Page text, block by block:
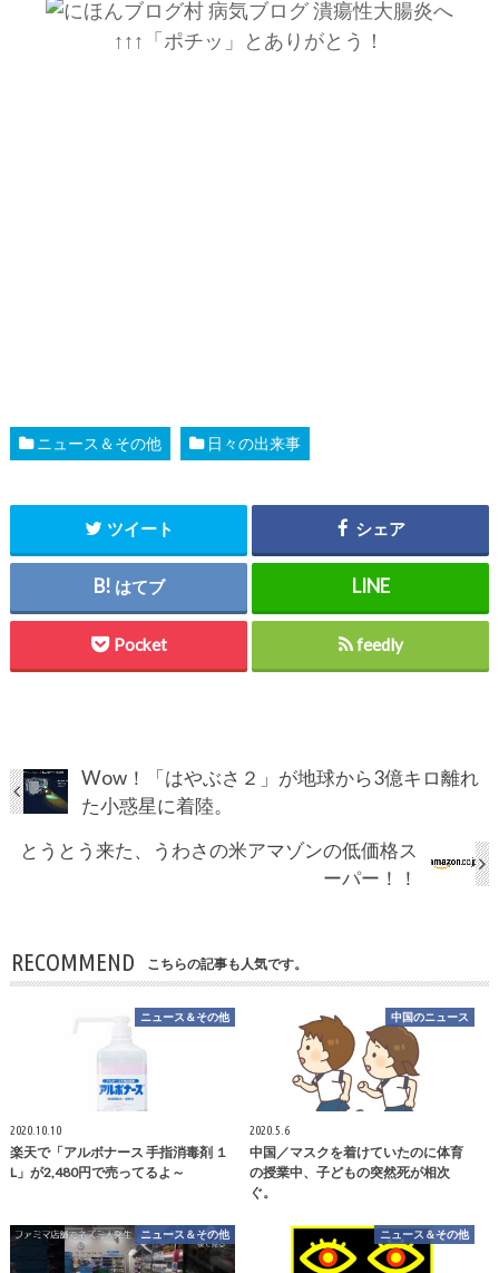
↑↑↑「ポチッ」とありがとう！
ニュース＆その他 日々の出来事
ツイート シェア
はてブ
Pocket feedly
Wow！「はやぶさ２」が地球から3億キロ離れ
た小惑星に着陸。
とうとう来た、うわさの米アマゾンの低価格ス
ーパー！！
RECOMMEND こちらの記事も人気です。
ニュース＆その他
2020.10.10
楽天で「アルボナース 手指消毒剤 １
L」が2,480円で売ってるよ～
中国のニュース
2020.5.6
中国／マスクを着けていたのに体育
の授業中、子どもの突然死が相次
ぐ。
ニュース＆その他 ニュース＆その他